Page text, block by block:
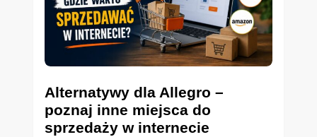
Alternatywy dla Allegro –
poznaj inne miejsca do
sprzedaży w internecie